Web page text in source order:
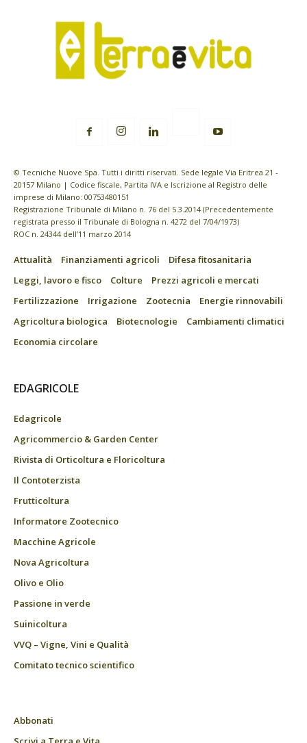
© Tecniche Nuove Spa. Tutti i diritti riservati. Sede legale Via Eritrea 21 -
20157 Milano | Codice fiscale, Partita IVA e Iscrizione al Registro delle
imprese di Milano: 00753480151
Registrazione Tribunale di Milano n. 76 del 5.3.2014 (Precedentemente
registrata presso il Tribunale di Bologna n. 4272 del 7/04/1973)
ROC n. 24344 dell’11 marzo 2014
Attualità Finanziamenti agricoli
Difesa fitosanitaria
Leggi, lavoro e fisco
Colture
Prezzi agricoli e mercati
Fertilizzazione
Irrigazione Zootecnia
Energie rinnovabili
Agricoltura biologica
Biotecnologie
Cambiamenti climatici
Economia circolare
EDAGRICOLE
Edagricole
Agricommercio & Garden Center
Rivista di Orticoltura e Floricoltura
Il Contoterzista
Frutticoltura
Informatore Zootecnico
Macchine Agricole
Nova Agricoltura
Olivo e Olio
Passione in verde
Suinicoltura
VVQ – Vigne, Vini e Qualità
Comitato tecnico scientifico
Abbonati